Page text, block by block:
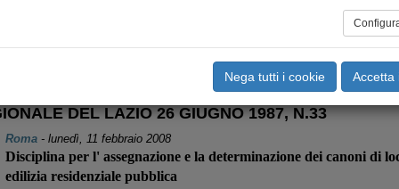
DEL LAZIO 26 GIUGNO 1987, N.33
Roma- lunedì, 11 febbraio 2008
Disciplina per l' assegnazione e la determinazione dei canoni di
edilizia residenziale pubblica
Nega tutti i cookie Accetta